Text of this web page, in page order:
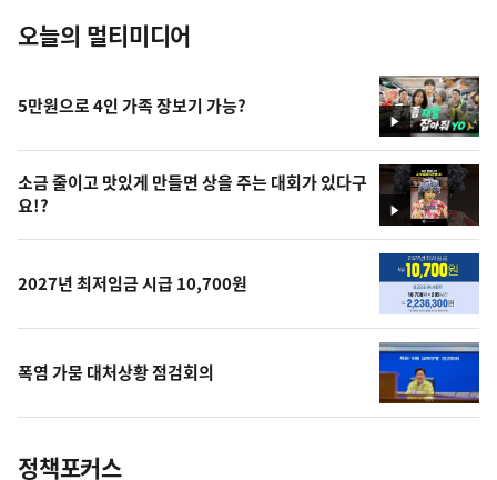
오늘의 멀티미디어
영
상
5만원으로 4인 가족 장보기 가능?
영
상
소금 줄이고 맛있게 만들면 상을 주는 대회가 있다구
요!?
2027년 최저임금 시급 10,700원
폭염 가뭄 대처상황 점검회의
정책포커스